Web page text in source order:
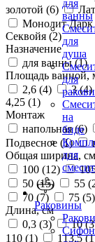
для
ванны
для
душа
для
на
биде
для
Раковины
золотой (6)
Монолит Дарк
Секвойя (2)
Назначение
для ванны (1)
Площадь ванной,
2,6 (4) 3 (4)
4,25 (1)
Монтаж
напольная (6)
Подвесное (1)
Общая ширина, см
100 (12)
50 (15) 55 (
70 (7) 75 (5)
Длина, см
0,3 (3) 10 (3
110 (1) 113,5 (1